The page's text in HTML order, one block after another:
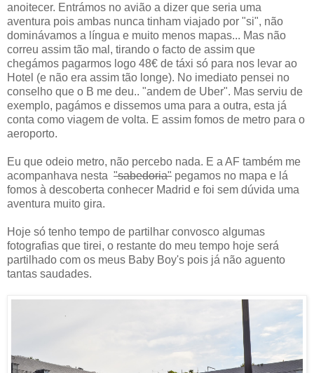
anoitecer. Entrámos no avião a dizer que seria uma
aventura pois ambas nunca tinham viajado por "si", não
dominávamos a língua e muito menos mapas... Mas não
correu assim tão mal, tirando o facto de assim que
chegámos pagarmos logo 48€ de táxi só para nos levar ao
Hotel (e não era assim tão longe). No imediato pensei no
conselho que o B me deu.. "andem de Uber". Mas serviu de
exemplo, pagámos e dissemos uma para a outra, esta já
conta como viagem de volta. E assim fomos de metro para o
aeroporto.
Eu que odeio metro, não percebo nada. E a AF também me
acompanhava nesta "sabedoria" pegamos no mapa e lá
fomos à descoberta conhecer Madrid e foi sem dúvida uma
aventura muito gira.
Hoje só tenho tempo de partilhar convosco algumas
fotografias que tirei, o restante do meu tempo hoje será
partilhado com os meus Baby Boy's pois já não aguento
tantas saudades.